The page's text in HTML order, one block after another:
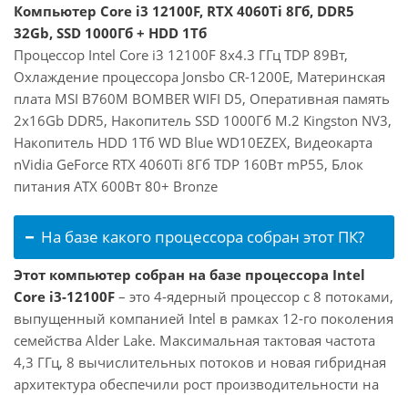
Компьютер Core i3 12100F, RTX 4060Ti 8Гб, DDR5
32Gb, SSD 1000Гб + HDD 1Тб
Процессор Intel Core i3 12100F 8x4.3 ГГц TDP 89Вт,
Охлаждение процессора Jonsbo CR-1200E, Материнская
плата MSI B760M BOMBER WIFI D5, Оперативная память
2x16Gb DDR5, Накопитель SSD 1000Гб M.2 Kingston NV3,
Накопитель HDD 1Тб WD Blue WD10EZEX, Видеокарта
nVidia GeForce RTX 4060Ti 8Гб TDP 160Вт mP55, Блок
питания ATX 600Вт 80+ Bronze
На базе какого процессора собран этот ПК?
Этот компьютер собран на базе процессора Intel
Core i3-12100F – это 4-ядерный процессор с 8 потоками,
выпущенный компанией Intel в рамках 12-го поколения
семейства Alder Lake. Максимальная тактовая частота
4,3 ГГц, 8 вычислительных потоков и новая гибридная
архитектура обеспечили рост производительности на